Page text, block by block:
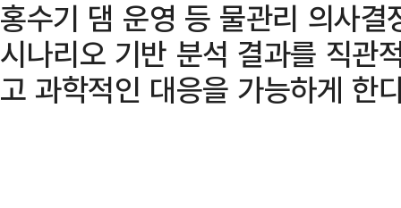
홍수기 댐 운영 등 물관리 의사
시나리오 기반 분석 결과를 직관
고 과학적인 대응을 가능하게 한